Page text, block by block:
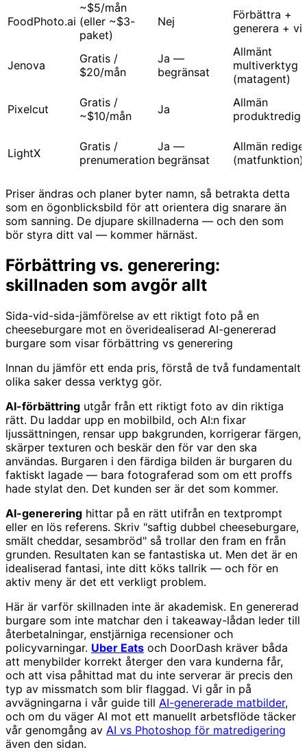
FoodPhoto.ai
~$5/mån
(eller ~$3-
paket)
Nej
Förbättra +
generera +
Jenova
Gratis /
$20/mån
Ja —
begränsat
Allmänt
multiverktyg
(matagent)
Pixelcut
Gratis /
~$10/mån
Ja
Allmän
LightX
Gratis /
prenumeration
Ja —
begränsat
Allmän
(matfunktion)
Priser ändras och planer byter namn, så betrakta detta
som en ögonblicksbild för att orientera dig snarare än
som sanning. De djupare skillnaderna — och den som
bör styra ditt val — kommer härnäst.
Förbättring vs. generering:
skillnaden som avgör allt
Sida-vid-sida-jämförelse av ett riktigt foto på en
cheeseburgare mot en överidealiserad AI-genererad
burgare som visar förbättring vs generering
Innan du jämför ett enda pris, förstå de två fundamentalt
olika saker dessa verktyg gör.
AI-förbättring utgår från ett riktigt foto av din riktiga
rätt. Du laddar upp en mobilbild, och AI:n fixar
ljussättningen, rensar upp bakgrunden, korrigerar färgen,
skärper texturen och beskär den för var den ska
användas. Burgaren i den färdiga bilden är burgaren du
faktiskt lagade — bara fotograferad som om ett proffs
hade stylat den. Det kunden ser är det som kommer.
AI-generering hittar på en rätt utifrån en textprompt
eller en lös referens. Skriv "saftig dubbel cheeseburgare,
smält cheddar, sesambröd" så trollar den fram en från
grunden. Resultaten kan se fantastiska ut. Men det är en
idealiserad fantasi, inte ditt köks tallrik — och för en
aktiv meny är det ett verkligt problem.
Här är varför skillnaden inte är akademisk. En genererad
burgare som inte matchar den i takeaway-lådan leder till
återbetalningar, enstjärniga recensioner och
policyvarningar. Uber Eats och DoorDash kräver båda
att menybilder korrekt återger den vara kunderna får,
och att visa påhittad mat du inte serverar är precis den
typ av missmatch som blir flaggad. Vi går in på
avvägningarna i vår guide till AI-genererade matbilder,
och om du väger AI mot ett manuellt arbetsflöde täcker
vår genomgång av AI vs Photoshop för matredigering
även den sidan.